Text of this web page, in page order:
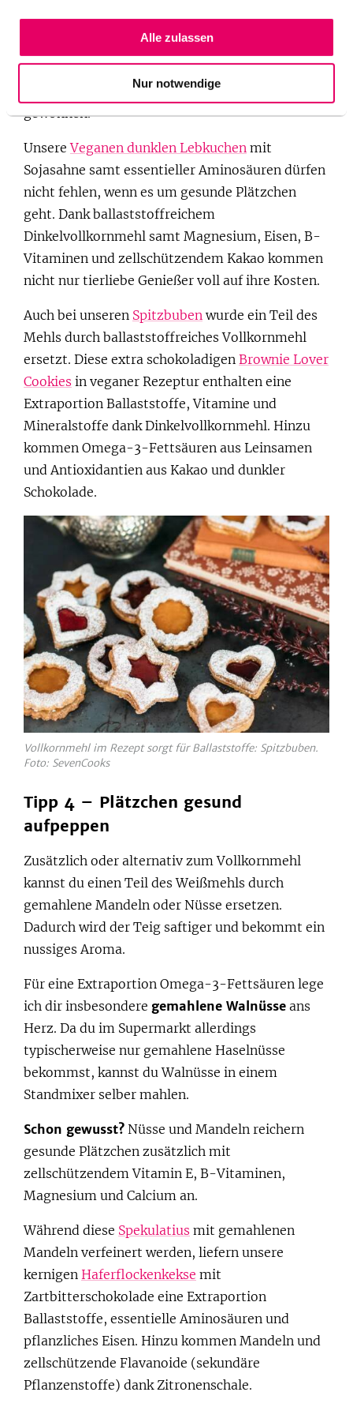
Alle zulassen
Nur notwendige
gegessen hast,steigere den Anteil an Vollkorn
und achte auf gründliches
Kauen. Dann kann sich dein Verdauungssystem
langsam an den höheren Ballaststoffgehalt
gewöhnen.
UnsereVeganen dunklen Lebkuchen mit
Sojasahne samt essentieller Aminosäuren dürfen
nicht fehlen, wenn es um gesunde Plätzchen
geht. Dank ballaststoffreichem
Dinkelvollkornmehl samt Magnesium, Eisen, B-
Vitaminen und zellschützendem Kakao kommen
nicht nur tierliebe Genießer voll auf ihre Kosten.
Auch bei unseren Spitzbuben wurde ein Teil des
Mehls durch ballaststoffreiches Vollkornmehl
ersetzt. Diese extra schokoladigen Brownie Lover
Cookies in veganer Rezeptur enthalten eine
Extraportion Ballaststoffe, Vitamine und
Mineralstoffe dank Dinkelvollkornmehl. Hinzu
kommen Omega-3-Fettsäuren aus Leinsamen
und Antioxidantien aus Kakao und dunkler
Schokolade.
Vollkornmehl im Rezept sorgt für Ballaststoffe: Spitzbuben.
Foto: SevenCooks
Tipp 4 – Plätzchen gesund
aufpeppen
Zusätzlich oder alternativ zum Vollkornmehl
kannst du einen Teil des Weißmehls durch
gemahlene Mandeln oder Nüsse ersetzen.
Dadurch wird der Teig saftiger und bekommt ein
nussiges Aroma.
Für eine Extraportion Omega-3-Fettsäuren lege
ich dir insbesondere gemahlene Walnüsse ans
Herz. Da du im Supermarkt allerdings
typischerweise nur gemahlene Haselnüsse
bekommst, kannst du Walnüsse in einem
Standmixer selber mahlen.
Schon gewusst? Nüsse und Mandeln reichern
gesunde Plätzchen zusätzlich mit
zellschützendem Vitamin E, B-Vitaminen,
Magnesium und Calcium an.
Während diese Spekulatius mit gemahlenen
Mandeln verfeinert werden, liefern unsere
kernigen Haferflockenkekse mit
Zartbitterschokolade eine Extraportion
Ballaststoffe, essentielle Aminosäuren und
pflanzliches Eisen. Hinzu kommen Mandeln und
zellschützende Flavanoide (sekundäre
Pflanzenstoffe) dank Zitronenschale.